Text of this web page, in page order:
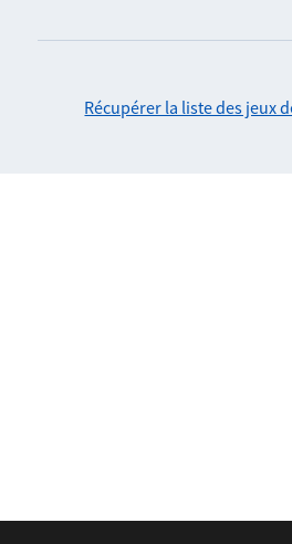
Récupérer la liste des jeux